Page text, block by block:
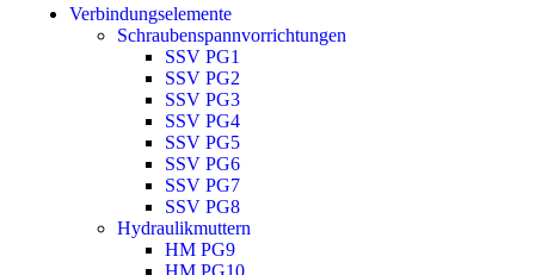
Verbindungselemente
Schraubenspannvorrichtungen
SSV PG1
SSV PG2
SSV PG3
SSV PG4
SSV PG5
SSV PG6
SSV PG7
SSV PG8
Hydraulikmuttern
HM PG9